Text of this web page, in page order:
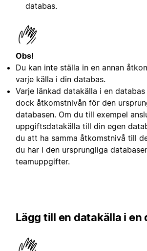
databas.
Obs!
Du kan inte ställa in en annan
varje källa i din databas.
Varje länkad datakälla i en
dock åtkomstnivån för den
databasen. Om du till exempel
uppgiftsdatakälla till din egen
du att ha samma åtkomstnivå till
du har i den ursprungliga
teamuppgifter.
Lägg till en datakälla i en